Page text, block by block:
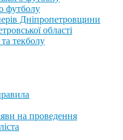
футболу
Дніпропетровщини
області
текболу
на проведення